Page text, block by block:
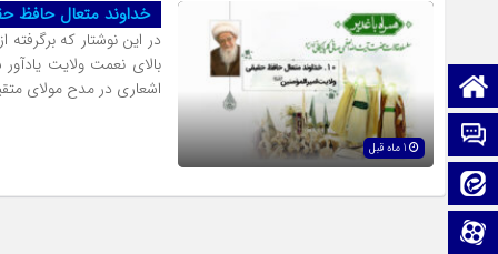
صفحه نخست
تماس با ما
خداوند متعال حافظ
در این نوشتار که
بالای نعمت ولایت
اشعاری در مدح مولای